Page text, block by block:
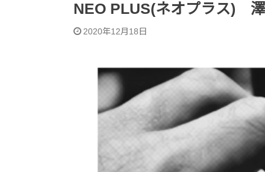
NEO PLUS(ネオプラス)
2020年12月18日